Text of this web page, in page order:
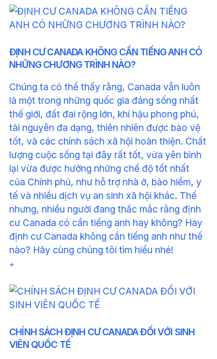
ĐỊNH CƯ CANADA KHÔNG CẦN TIẾNG ANH CÓ
NHỮNG CHƯƠNG TRÌNH NÀO?
Chúng ta có thể thấy rằng, Canada vẫn luôn
là một trong những quốc gia đáng sống nhất
thế giới, đất đai rộng lớn, khí hậu phong phú,
tài nguyên đa dạng, thiên nhiên được bảo vệ
tốt, và các chính sách xã hội hoàn thiện. Chất
lượng cuộc sống tại đây rất tốt, vừa yên bình
lại vừa được hưởng những chế độ tốt nhất
của Chính phủ, như hỗ trợ nhà ở, bảo hiểm, y
tế và nhiều dịch vụ an sinh xã hội khác. Thế
nhưng, nhiều người đang thắc mắc rằng định
cư Canada có cần tiếng anh hay không? Hay
định cư Canada không cần tiếng anh như thế
nào? Hãy cùng chúng tôi tìm hiểu nhé!
+
CHÍNH SÁCH ĐỊNH CƯ CANADA ĐỐI VỚI SINH
VIÊN QUỐC TẾ